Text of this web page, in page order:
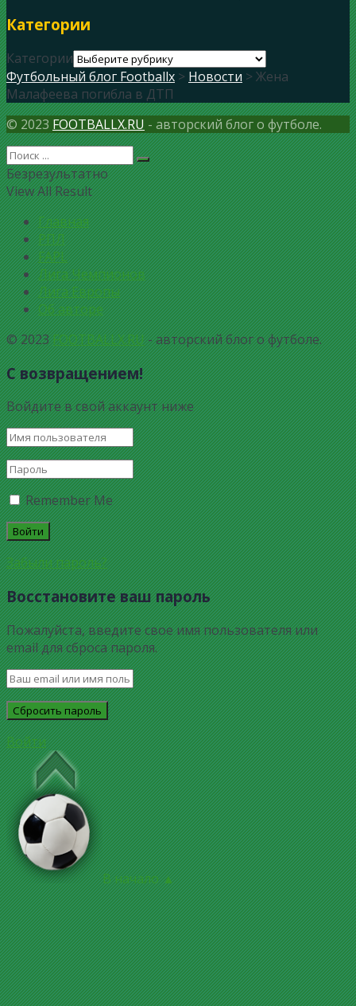
Категории
Категории
Футбольный блог Footballx > Новости > Жена
Малафеева погибла в ДТП
© 2023 FOOTBALLX.RU - авторский блог о футболе.
Безрезультатно
View All Result
Главная
РПЛ
FAPL
Лига Чемпионов
Лига Европы
Об авторе
© 2023FOOTBALLX.RU- авторский блог о футболе.
С возвращением!
Войдите в свой аккаунт ниже
Remember Me
Забыли пароль?
Восстановите ваш пароль
Пожалуйста, введите свое имя пользователя или
email для сброса пароля.
Войти
В начало ▲